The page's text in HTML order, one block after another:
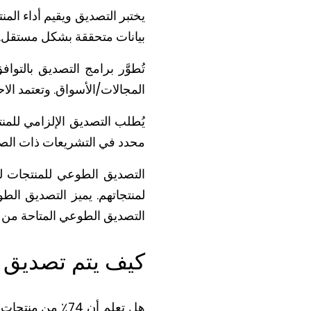
يختبر التصديق ويقيم أداء
بيانات متحققة بشكل
تُطوَّر برامج التصديق
المجالات/الأسواق. وتعتمد
يُطلب التصديق الإلزامي
محدد في التشريعات ذات
التصديق الطوعي للمنتجات
لمنتجاتهم. يميز التصديق
التصديق الطوعي المتاحة
كيف يتم تصديق
هل تعلم أن